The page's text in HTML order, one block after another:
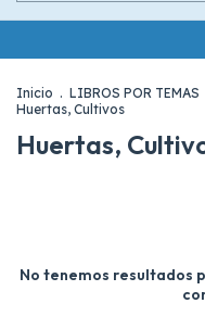
Inicio . LIBROS POR TEMAS
Huertas, Cultivos
Huertas,
No tenemos resultados